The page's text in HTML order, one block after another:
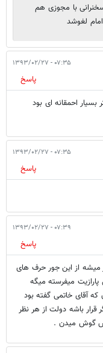
با مجوزی هم
لغوشد
۰۷:۳۵ - ۱۳۹۳/۰۲/۲۷
پاسخ
احمقانه ای بود
۰۷:۳۵ - ۱۳۹۳/۰۲/۲۷
پاسخ
۰۷:۳۹ - ۱۳۹۳/۰۲/۲۷
پاسخ
از این جور حرف های
میفرسته میگه
که آقای خاتمی گفته بود
باشه دولت از هر نظر
گوش میدن .